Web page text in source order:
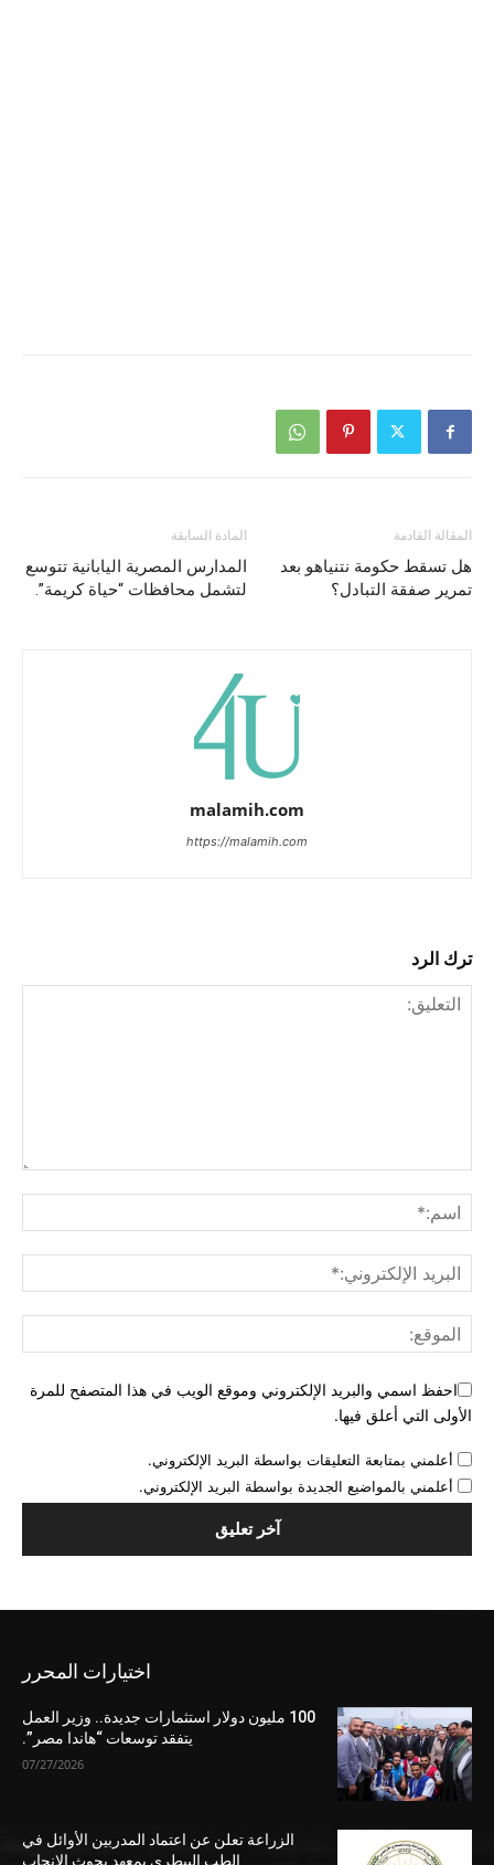
المادة السابقة
المدارس المصرية اليابانية تتوسع
لتشمل محافظات “حياة كريمة”.
المقالة القادمة
هل تسقط حكومة نتنياهو بعد
تمرير صفقة التبادل؟
malamih.com
https://malamih.com
ترك الرد
احفظ اسمي والبريد الإلكتروني وموقع الويب في هذا المتصفح للمرة
الأولى التي أعلق فيها.
أعلمني بمتابعة التعليقات بواسطة البريد الإلكتروني.
أعلمني بالمواضيع الجديدة بواسطة البريد الإلكتروني.
اختيارات المحرر
100 مليون دولار استثمارات جديدة.. وزير العمل
يتفقد توسعات “هاندا مصر”.
07/27/2026
الزراعة تعلن عن اعتماد المدربين الأوائل في
الطب البيطري بمعهد بحوث الإنجاب